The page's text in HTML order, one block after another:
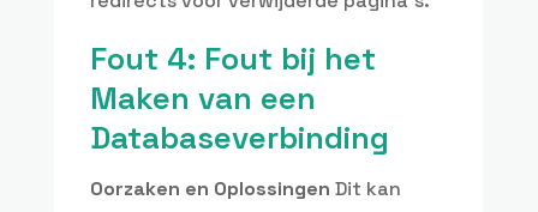
Fout 4: Fout bij het
Maken van een
Databaseverbinding
Oorzaken en Oplossingen Dit kan